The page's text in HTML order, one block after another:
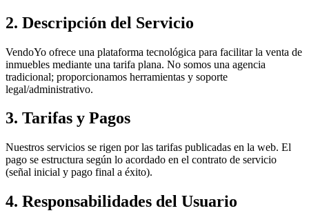
2. Descripción del Servicio
VendoYo ofrece una plataforma tecnológica para facilitar la venta de
inmuebles mediante una tarifa plana. No somos una agencia
tradicional; proporcionamos herramientas y soporte
legal/administrativo.
3. Tarifas y Pagos
Nuestros servicios se rigen por las tarifas publicadas en la web. El
pago se estructura según lo acordado en el contrato de servicio
(señal inicial y pago final a éxito).
4. Responsabilidades del Usuario